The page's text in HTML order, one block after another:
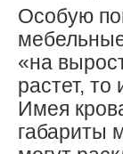
Особую
«на
растет,
Имея
габариты